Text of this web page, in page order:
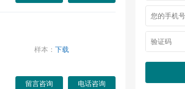
样本： 下载
留言咨询 电话咨询